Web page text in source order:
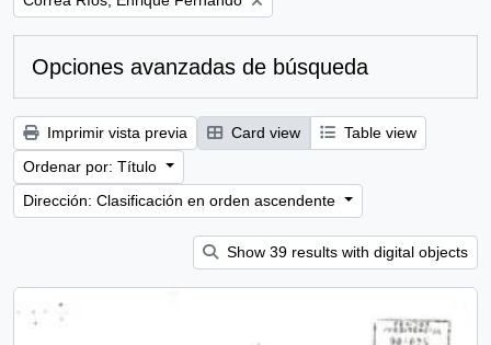
Opciones avanzadas de búsqueda
Imprimir vista previa Card view
Table view
Ordenar por: Título
Dirección: Clasificación en orden ascendente
Show 39 results with digital objects